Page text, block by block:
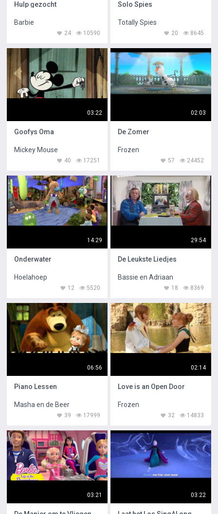
Hulp gezocht
Barbie
10590
24
Solo Spies
Totally Spies
8645
20
03:22
Goofys Oma
Mickey Mouse
17251
40
02:03
De Zomer
Frozen
24452
57
14:29
Onderwater
Hoelahoep
5520
12
29:54
De Leukste Liedjes
Bassie en Adriaan
8369
18
06:56
Piano Lessen
Masha en de Beer
17999
39
02:14
Love is an Open Door
Frozen
14833
32
03:21 03:22